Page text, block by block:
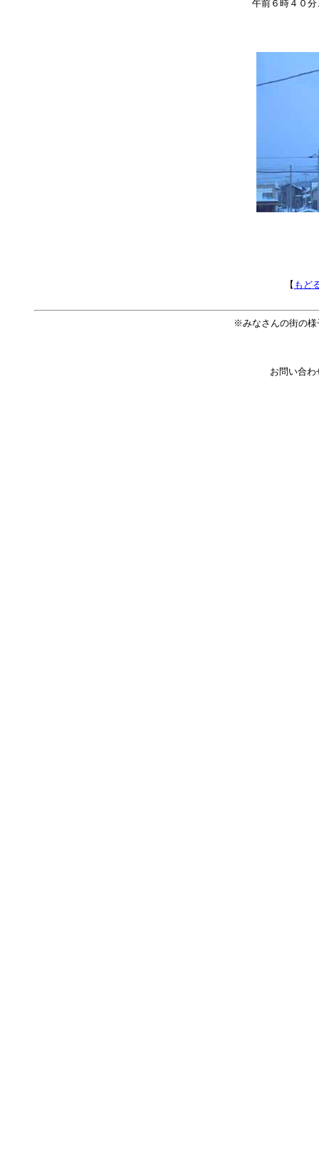
午前６時４０
【 もど
※みなさんの街の様
お問い合わ